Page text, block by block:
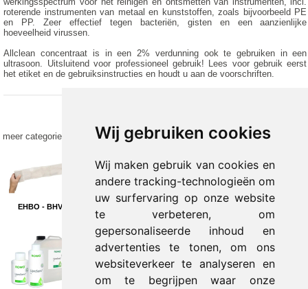
Wij gebruiken cookies
Wij maken gebruik van cookies en
andere tracking-technologieën om
uw surfervaring op onze website
te verbeteren, om
gepersonaliseerde inhoud en
advertenties te tonen, om ons
websiteverkeer te analyseren en
om te begrijpen waar onze
roterende instrumenten van metaal en kunststoffen, zoals bijvoorbeeld PE
en PP. Zeer effectief tegen bacteriën, gisten en een aanzienlijke
hoeveelheid virussen.
Allclean concentraat is in een 2% verdunning ook te gebruiken in een
ultrasoon. Uitsluitend voor professioneel gebruik! Lees voor gebruik eerst
het etiket en de gebruiksinstructies en houdt u aan de voorschriften.
meer categorieën
EHBO - BHV Praktijkinrichting
Training